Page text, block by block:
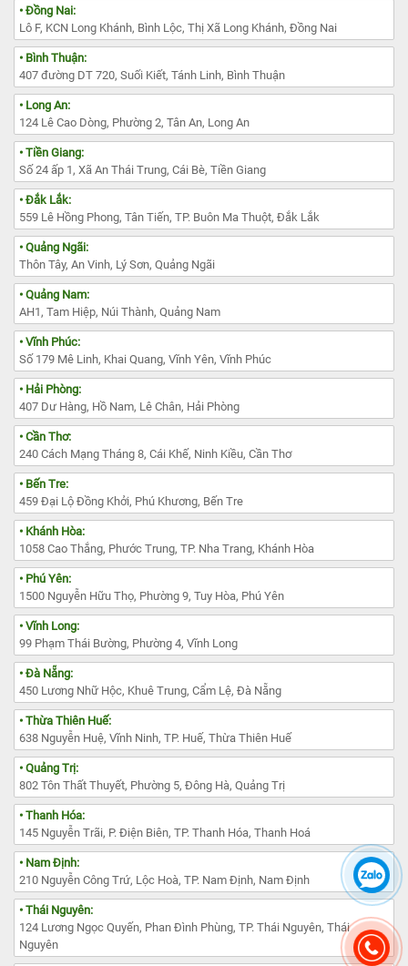
• Đồng Nai:
Lô F, KCN Long Khánh, Bình Lộc, Thị Xã Long Khánh, Đồng Nai
• Bình Thuận:
407 đường DT 720, Suối Kiết, Tánh Linh, Bình Thuận
• Long An:
124 Lê Cao Dòng, Phường 2, Tân An, Long An
• Tiền Giang:
Số 24 ấp 1, Xã An Thái Trung, Cái Bè, Tiền Giang
• Đắk Lắk:
559 Lê Hồng Phong, Tân Tiến, TP. Buôn Ma Thuột, Đắk Lắk
• Quảng Ngãi:
Thôn Tây, An Vinh, Lý Sơn, Quảng Ngãi
• Quảng Nam:
AH1, Tam Hiệp, Núi Thành, Quảng Nam
• Vĩnh Phúc:
Số 179 Mê Linh, Khai Quang, Vĩnh Yên, Vĩnh Phúc
• Hải Phòng:
407 Dư Hàng, Hồ Nam, Lê Chân, Hải Phòng
• Cần Thơ:
240 Cách Mạng Tháng 8, Cái Khế, Ninh Kiều, Cần Thơ
• Bến Tre:
459 Đại Lộ Đồng Khởi, Phú Khương, Bến Tre
• Khánh Hòa:
1058 Cao Thắng, Phước Trung, TP. Nha Trang, Khánh Hòa
• Phú Yên:
1500 Nguyễn Hữu Thọ, Phường 9, Tuy Hòa, Phú Yên
• Vĩnh Long:
99 Phạm Thái Bường, Phường 4, Vĩnh Long
• Đà Nẵng:
450 Lương Nhữ Hộc, Khuê Trung, Cẩm Lệ, Đà Nẵng
• Thừa Thiên Huế:
638 Nguyễn Huệ, Vĩnh Ninh, TP. Huế, Thừa Thiên Huế
• Quảng Trị:
802 Tôn Thất Thuyết, Phường 5, Đông Hà, Quảng Trị
• Thanh Hóa:
145 Nguyễn Trãi, P. Điện Biên, TP. Thanh Hóa, Thanh Hoá
• Nam Định:
210 Nguyễn Công Trứ, Lộc Hoà, TP. Nam Định, Nam Định
• Thái Nguyên:
124 Lương Ngọc Quyến, Phan Đình Phùng, TP. Thái Nguyên, Thái
Nguyên